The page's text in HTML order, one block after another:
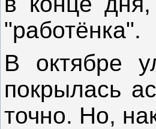
"работёнка".
В октябре
покрылась
точно. Но,